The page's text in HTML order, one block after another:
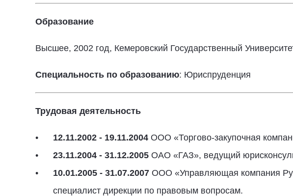
Образование
Высшее, 2002 год, Кемеровский Государственный
Специальность по образованию: Юриспруденция
Трудовая деятельность
12.11.2002 - 19.11.2004 ООО «Торгово-закупочная
23.11.2004 - 31.12.2005 ОАО «ГАЗ», ведущий
10.01.2005 - 31.07.2007 ООО «Управляющая компания
специалист дирекции по правовым вопросам.